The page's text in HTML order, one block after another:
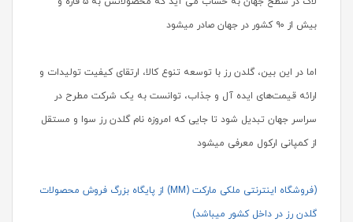
بیش از ۹۰ کشور در جهان صادر میشود
اما در این بین، گلدن رز با توسعه تنوع کالا، ارتقای کیفیت تولیدات و
ارائه قیمت‌های ایده آل و جذاب، توانست به یک شرکت مطرح در
سراسر جهان تبدیل شود تا جایی که امروزه نام گلدن رز سوا و مستقل
از کمپانی ارکول معرفی میشود
(فروشگاه اینترنتی ملکی مارکت (MM) از پایگاه بزرگ فروش محصولات
گلدن رز در داخل کشور میباشد)